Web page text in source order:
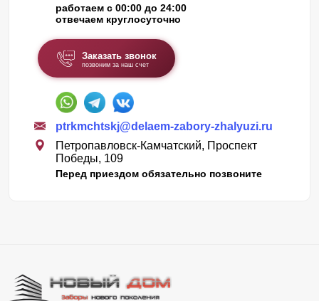
работаем с 00:00 до 24:00
отвечаем круглосуточно
Заказать звонок
позвоним за наш счет
ptrkmchtskj@delaem-zabory-zhalyuzi.ru
Петропавловск-Камчатский, Проспект
Победы, 109
Перед приездом обязательно позвоните